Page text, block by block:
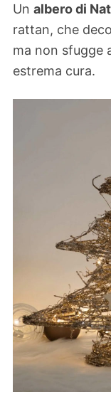
Un albero di
rattan, che
ma non sfugge
estrema cura.